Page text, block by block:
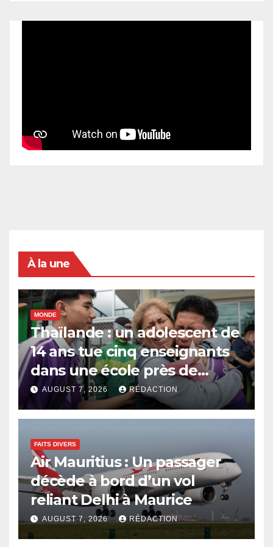
À la une
MONDE
Thaïlande : un adolescent de
14 ans tue cinq enseignants
dans une école près de
Bangkok
AUGUST 7, 2026 RÉDACTION
FAITS DIVERS
Air Mauritius : Un passager
décède à bord d’un vol
reliant Delhi à Maurice
AUGUST 7, 2026 RÉDACTION